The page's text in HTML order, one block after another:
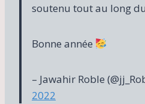
soutenu tout au long
Bonne année
– Jawahir Roble
2022